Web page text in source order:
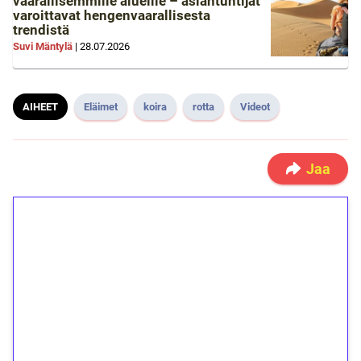
varoittavat hengenvaarallisesta
trendistä
Suvi Mäntylä | 28.07.2026
AIHEET Eläimet koira rotta Videot
Jaa